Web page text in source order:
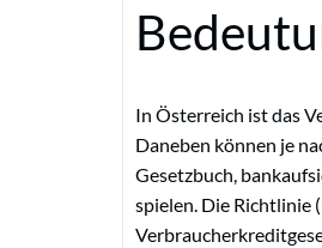
In Österreich ist das
Daneben können je
Gesetzbuch,
spielen. Die Richtlinie